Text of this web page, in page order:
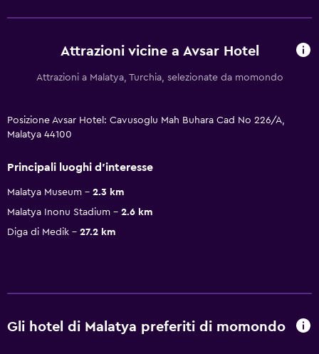
Attrazioni vicine a Avsar Hotel
Attrazioni a Malatya, Turchia, selezionate da momondo
Posizione Avsar Hotel: Cavusoglu Mah Buhara Cad No 226/A,
Malatya 44100
Principali luoghi d'interesse
Malatya Museum
2.3 km
Malatya Inonu Stadium
2.6 km
Diga di Medik
27.2 km
Gli hotel di Malatya preferiti di momondo